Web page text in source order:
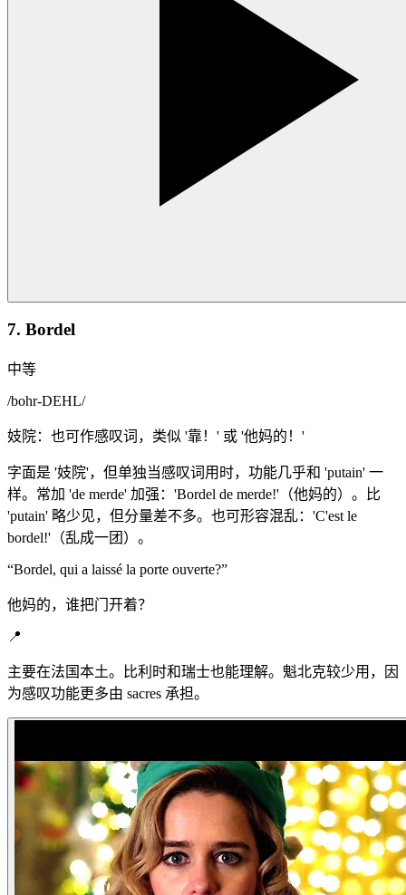
7. Bordel
中等
/bohr-DEHL/
妓院：也可作感叹词，类似 '靠！' 或 '他妈的！'
字面是 '妓院'，但单独当感叹词用时，功能几乎和 'putain' 一
样。常加 'de merde' 加强：'Bordel de merde!'（他妈的）。比
'putain' 略少见，但分量差不多。也可形容混乱：'C'est le
bordel!'（乱成一团）。
“Bordel, qui a laissé la porte ouverte?”
他妈的，谁把门开着？
📍
主要在法国本土。比利时和瑞士也能理解。魁北克较少用，因
为感叹功能更多由 sacres 承担。